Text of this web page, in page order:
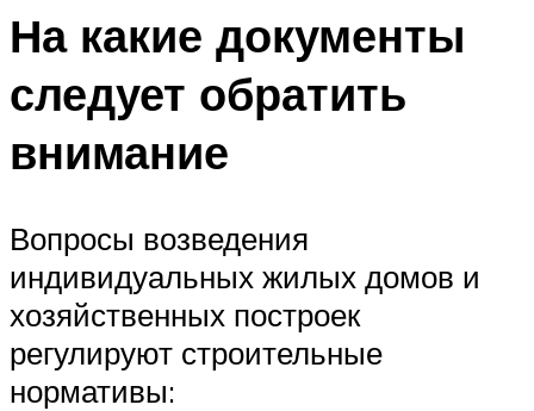
На какие документы
следует обратить
внимание
Вопросы возведения
индивидуальных жилых домов и
хозяйственных построек
регулируют строительные
нормативы: